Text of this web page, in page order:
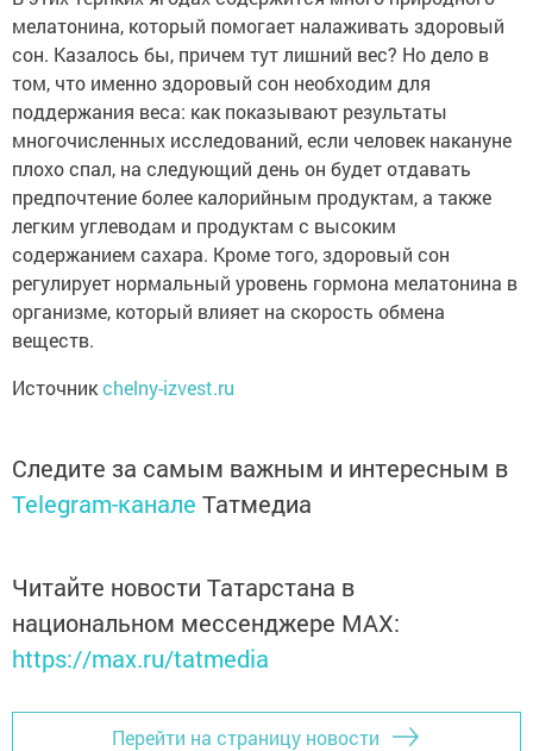
мелатонина, который помогает налаживать здоровый
сон. Казалось бы, причем тут лишний вес? Но дело в
том, что именно здоровый сон необходим для
поддержания веса: как показывают результаты
многочисленных исследований, если человек накануне
плохо спал, на следующий день он будет отдавать
предпочтение более калорийным продуктам, а также
легким углеводам и продуктам с высоким
содержанием сахара. Кроме того, здоровый сон
регулирует нормальный уровень гормона мелатонина в
организме, который влияет на скорость обмена
веществ.
Источникchelny-izvest.ru
Следите за самым важным и интересным в
Telegram-канале Татмедиа
Читайте новости Татарстана в
национальном мессенджере MАХ:
https://max.ru/tatmedia
Перейти на страницу новости